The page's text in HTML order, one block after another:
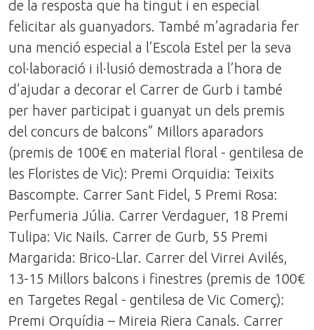
de la resposta que ha tingut i en especial
felicitar als guanyadors. També m’agradaria fer
una menció especial a l’Escola Estel per la seva
col·laboració i il·lusió demostrada a l’hora de
d’ajudar a decorar el Carrer de Gurb i també
per haver participat i guanyat un dels premis
del concurs de balcons” Millors aparadors
(premis de 100€ en material floral - gentilesa de
les Floristes de Vic): Premi Orquidia: Teixits
Bascompte. Carrer Sant Fidel, 5 Premi Rosa:
Perfumeria Júlia. Carrer Verdaguer, 18 Premi
Tulipa: Vic Nails. Carrer de Gurb, 55 Premi
Margarida: Brico-Llar. Carrer del Virrei Avilés,
13-15 Millors balcons i finestres (premis de 100€
en Targetes Regal - gentilesa de Vic Comerç):
Premi Orquídia – Mireia Riera Canals. Carrer